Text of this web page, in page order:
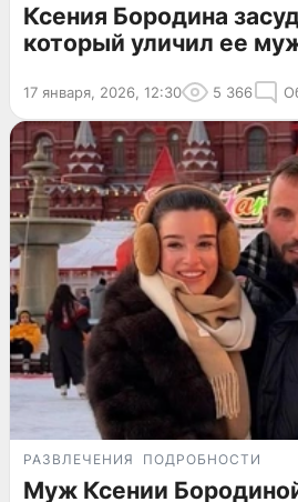
Ксения Бородина
который уличил ее
17 января, 2026, 12:30 5 366
РАЗВЛЕЧЕНИЯ ПОДРОБНОСТИ
Муж Ксении